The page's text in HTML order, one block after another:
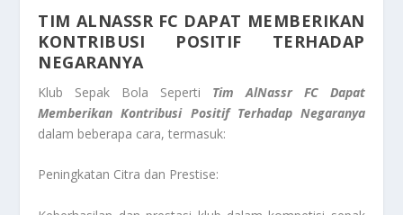
TIM ALNASSR FC DAPAT MEMBERIKAN
KONTRIBUSI POSITIF TERHADAP
NEGARANYA
Klub Sepak Bola Seperti Tim AlNassr FC Dapat
Memberikan Kontribusi Positif Terhadap Negaranya
dalam beberapa cara, termasuk:
Peningkatan Citra dan Prestise: